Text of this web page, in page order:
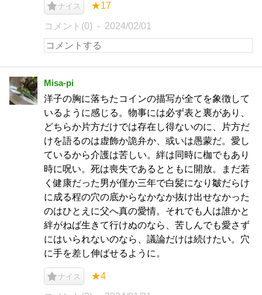
ナイス ★17
コメント(0) 2024/02/01
Misa-pi
洋子の胸に落ちたコインの描写が全てを象徴して
いるように感じる。物事には必ず表と裏があり、
どちらか片方だけでは存在し得ないのに、片方だ
けを語るのは虚飾か詭弁か、或いは愚蒙だ。愛し
ているから介護は苦しい。絆は同時に枷でもあり
時に呪い。死は喪失であるとともに開放。まだ若
く健康だった男が僅か三年で白髪になり皺だらけ
に成る程の穴の底からなかなか抜け出せなかった
のはひとえに父へ真の愛情。それでも人は誰かと
絆がねば生きて行けぬのなら、苦しんでも愛さず
にはいられないのなら、議論だけは続けたい。穴
に手を差し伸ばせるように。
ナイス ★4